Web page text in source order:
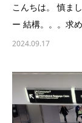
こんちは。 慎ま
ー 結構。。。求
2024.09.17